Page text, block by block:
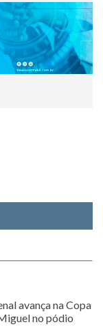
avança na Copa
no pódio